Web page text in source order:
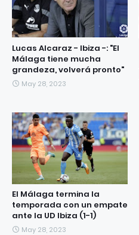
Lucas Alcaraz - Ibiza -: "El
Málaga tiene mucha
grandeza, volverá pronto"
May 28, 2023
El Málaga termina la
temporada con un empate
ante la UD Ibiza (1-1)
May 28, 2023